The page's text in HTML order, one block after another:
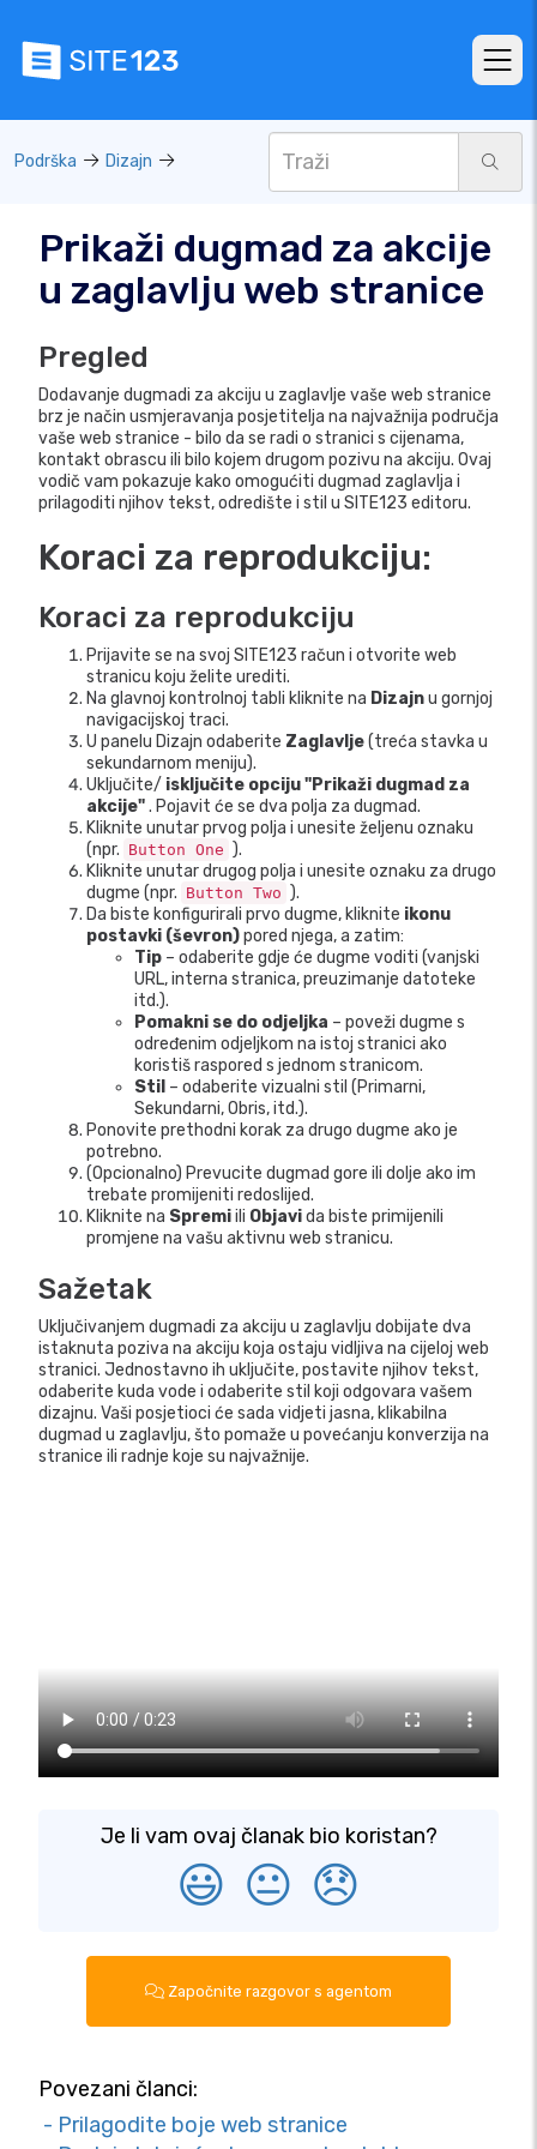
Podrška Dizajn
Prikaži dugmad za akcije
u zaglavlju web stranice
Pregled
Dodavanje dugmadi za akciju u zaglavlje vaše web stranice
brz je način usmjeravanja posjetitelja na najvažnija područja
vaše web stranice - bilo da se radi o stranici s cijenama,
kontakt obrascu ili bilo kojem drugom pozivu na akciju. Ovaj
vodič vam pokazuje kako omogućiti dugmad zaglavlja i
prilagoditi njihov tekst, odredište i stil u SITE123 editoru.
Koraci za reprodukciju:
Koraci za reprodukciju
Prijavite se na svoj SITE123 račun i otvorite web
stranicu koju želite urediti.
Na glavnoj kontrolnoj tabli kliknite na Dizajnu gornjoj
navigacijskoj traci.
U panelu Dizajn odaberite Zaglavlje(treća stavka u
sekundarnom meniju).
Uključite/ isključite opciju "Prikaži dugmad za
akcije". Pojavit će se dva polja za dugmad.
Kliknite unutar prvog polja i unesite željenu oznaku
(npr. Button One ).
Kliknite unutar drugog polja i unesite oznaku za drugo
dugme (npr. Button Two ).
Da biste konfigurirali prvo dugme, kliknite ikonu
postavki (ševron)pored njega, a zatim:
Tip – odaberite gdje će dugme voditi (vanjski
URL, interna stranica, preuzimanje datoteke
itd.).
Pomakni se do odjeljka – poveži dugme s
određenim odjeljkom na istoj stranici ako
koristiš raspored s jednom stranicom.
Stil – odaberite vizualni stil (Primarni,
Sekundarni, Obris, itd.).
Ponovite prethodni korak za drugo dugme ako je
potrebno.
(Opcionalno) Prevucite dugmad gore ili dolje ako im
trebate promijeniti redoslijed.
Kliknite na Spremiili Objavida biste primijenili
promjene na vašu aktivnu web stranicu.
Sažetak
Uključivanjem dugmadi za akciju u zaglavlju dobijate dva
istaknuta poziva na akciju koja ostaju vidljiva na cijeloj web
stranici. Jednostavno ih uključite, postavite njihov tekst,
odaberite kuda vode i odaberite stil koji odgovara vašem
dizajnu. Vaši posjetioci će sada vidjeti jasna, klikabilna
dugmad u zaglavlju, što pomaže u povećanju konverzija na
stranice ili radnje koje su najvažnije.
Je li vam ovaj članak bio koristan?
😃 😐 😞
Započnite razgovor s agentom
Povezani članci:
- Prilagodite boje web stranice